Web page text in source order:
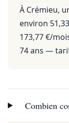
À Crémieu,
environ
173,77 €/
74 ans —
Combien